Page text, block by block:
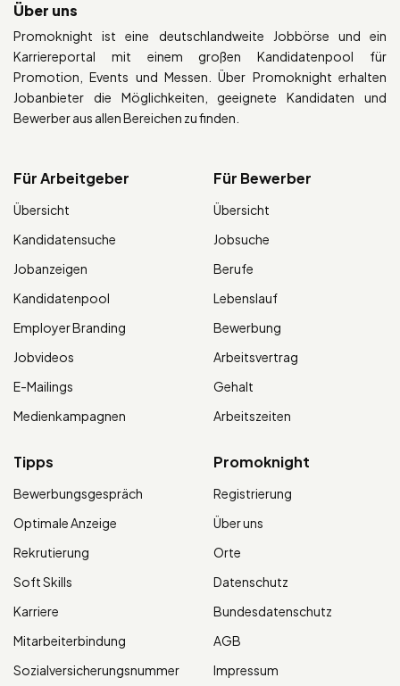
Über uns
Promoknight ist eine deutschlandweite Jobbörse und ein
Karriereportal mit einem großen Kandidatenpool für
Promotion, Events und Messen. Über Promoknight erhalten
Jobanbieter die Möglichkeiten, geeignete Kandidaten und
Bewerber aus allen Bereichen zu finden.
Für Arbeitgeber
Übersicht
Kandidatensuche
Jobanzeigen
Kandidatenpool
Employer Branding
Jobvideos
E-Mailings
Medienkampagnen
Für Bewerber
Übersicht
Jobsuche
Berufe
Lebenslauf
Bewerbung
Arbeitsvertrag
Gehalt
Arbeitszeiten
Tipps
Bewerbungsgespräch
Optimale Anzeige
Rekrutierung
Soft Skills
Karriere
Mitarbeiterbindung
Sozialversicherungsnummer
Promoknight
Registrierung
Über uns
Orte
Datenschutz
Bundesdatenschutz
AGB
Impressum